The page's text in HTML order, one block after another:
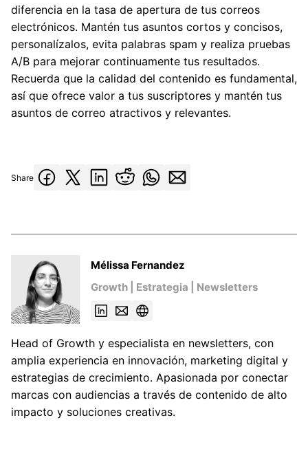
diferencia en la tasa de apertura de tus correos
electrónicos. Mantén tus asuntos cortos y concisos,
personalízalos, evita palabras spam y realiza pruebas
A/B para mejorar continuamente tus resultados.
Recuerda que la calidad del contenido es fundamental,
así que ofrece valor a tus suscriptores y mantén tus
asuntos de correo atractivos y relevantes.
Share
Mélissa Fernandez
Growth | Estrategia | Newsletters
Head of Growth y especialista en newsletters, con
amplia experiencia en innovación, marketing digital y
estrategias de crecimiento. Apasionada por conectar
marcas con audiencias a través de contenido de alto
impacto y soluciones creativas.